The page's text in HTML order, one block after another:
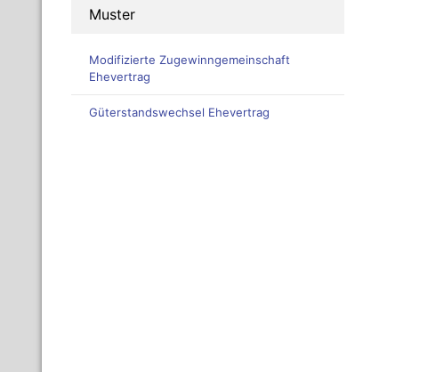
Muster
Modifizierte Zugewinngemeinschaft
Ehevertrag
Güterstandswechsel Ehevertrag